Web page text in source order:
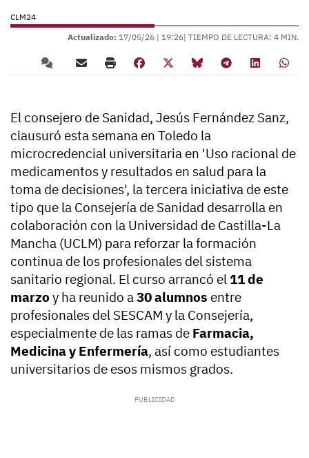
CLM24
Actualizado: 17/05/26 | 19:26| TIEMPO DE LECTURA: 4 MIN.
El consejero de Sanidad, Jesús Fernández Sanz,
clausuró esta semana en Toledo la
microcredencial universitaria en 'Uso racional de
medicamentos y resultados en salud para la
toma de decisiones', la tercera iniciativa de este
tipo que la Consejería de Sanidad desarrolla en
colaboración con la Universidad de Castilla-La
Mancha (UCLM) para reforzar la formación
continua de los profesionales del sistema
sanitario regional. El curso arrancó el 11 de
marzo y ha reunido a30 alumnos entre
profesionales del SESCAM y la Consejería,
especialmente de las ramas de Farmacia,
Medicina y Enfermería, así como estudiantes
universitarios de esos mismos grados.